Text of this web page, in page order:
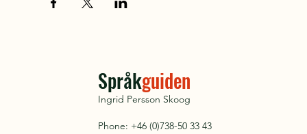
Språkguiden
Ingrid Persson Skoog
Phone: +46 (0)738-50 33 43